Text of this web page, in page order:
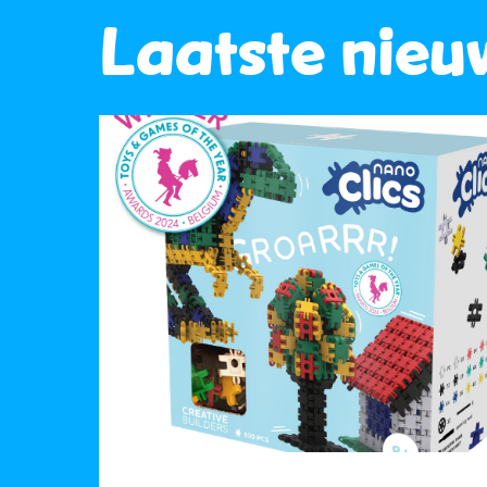
Laatste